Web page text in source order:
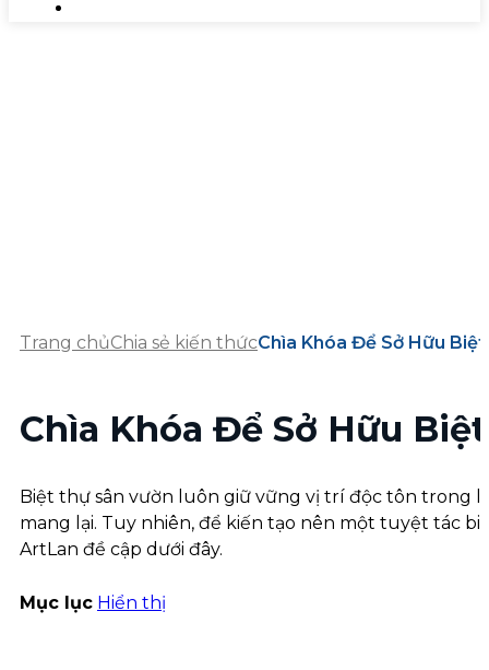
Trang chủChia sẻ kiến thứcChìa Khóa Để Sở Hữu
Chìa Khóa Để Sở Hữu
Biệt thự sân vườn luôn giữ vững vị trí độc tôn trong
mang lại. Tuy nhiên, để kiến tạo nên một tuyệt tác
ArtLan đề cập dưới đây.
Mục lục Hiển thị